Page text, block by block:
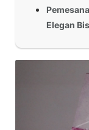
Elegan